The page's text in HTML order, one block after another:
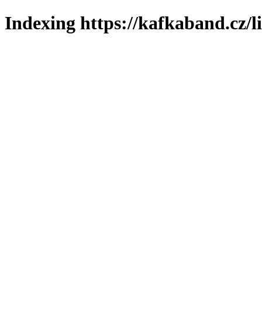
Indexing https://kafkaband.cz/